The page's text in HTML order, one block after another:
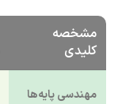
مشخصه
کلیدی
مهندسی پایه‌ها